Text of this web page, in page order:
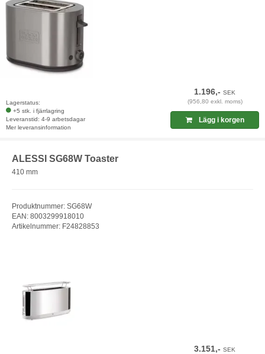
Lagerstatus:
+5 stk. i fjärrlagring
Leveranstid: 4-9 arbetsdagar
Mer leveransinformation
1.196,-SEK
(956,80 exkl. moms)
Lägg i korgen
ALESSI SG68W Toaster
410 mm
Produktnummer: SG68W
EAN: 8003299918010
Artikelnummer: F24828853
3.151,-SEK